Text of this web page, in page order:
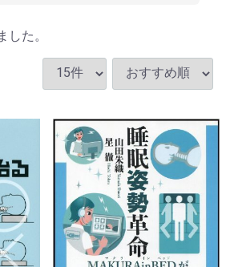
た。